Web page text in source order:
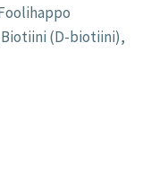
(D-biotiini),